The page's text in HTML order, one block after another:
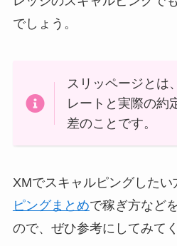
でしょう。
スリッページとは
レートと実際の約
差のことです。
XMでスキャルピングしたい
ピングまとめで稼ぎ方など
ので、ぜひ参考にしてみて